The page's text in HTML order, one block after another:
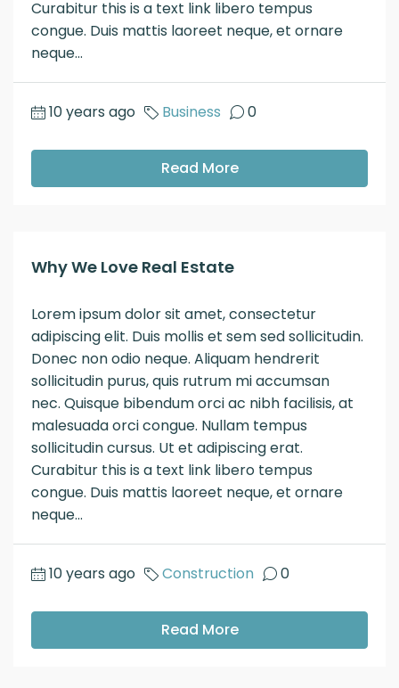
Curabitur this is a text link libero tempus
congue. Duis mattis laoreet neque, et ornare
neque...
10 years ago Business 0
Read More
Why We Love Real Estate
Lorem ipsum dolor sit amet, consectetur
adipiscing elit. Duis mollis et sem sed sollicitudin.
Donec non odio neque. Aliquam hendrerit
sollicitudin purus, quis rutrum mi accumsan
nec. Quisque bibendum orci ac nibh facilisis, at
malesuada orci congue. Nullam tempus
sollicitudin cursus. Ut et adipiscing erat.
Curabitur this is a text link libero tempus
congue. Duis mattis laoreet neque, et ornare
neque...
10 years ago Construction 0
Read More